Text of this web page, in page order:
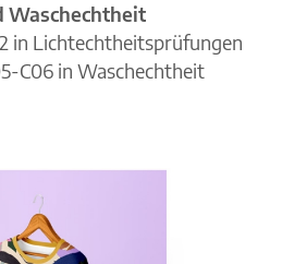
Waschechtheit
in Lichtechtheitsprüfungen
C06 in Waschechtheit